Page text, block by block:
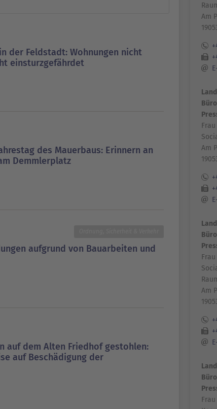
der Feldstadt: Wohnungen nicht
einsturzgefährdet
des Mauerbaus: Erinnern an
Demmlerplatz
aufgrund von Bauarbeiten und
auf dem Alten Friedhof gestohlen:
auf Beschädigung der
Am
Am
Am